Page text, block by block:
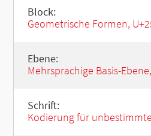
Block:
Geometrische Formen,
Ebene:
Mehrsprachige Basis-
Schrift:
Kodierung für